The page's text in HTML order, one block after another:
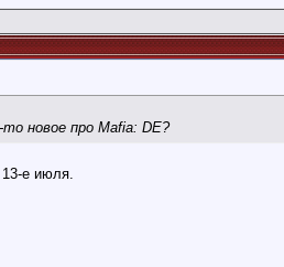
новое про Mafia: DE?
е июля.